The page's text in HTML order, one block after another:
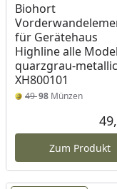
Biohort
für Gerätehaus
Highline alle
quarzgrau-metallic
XH800101
4998 Münzen
Zum Produkt